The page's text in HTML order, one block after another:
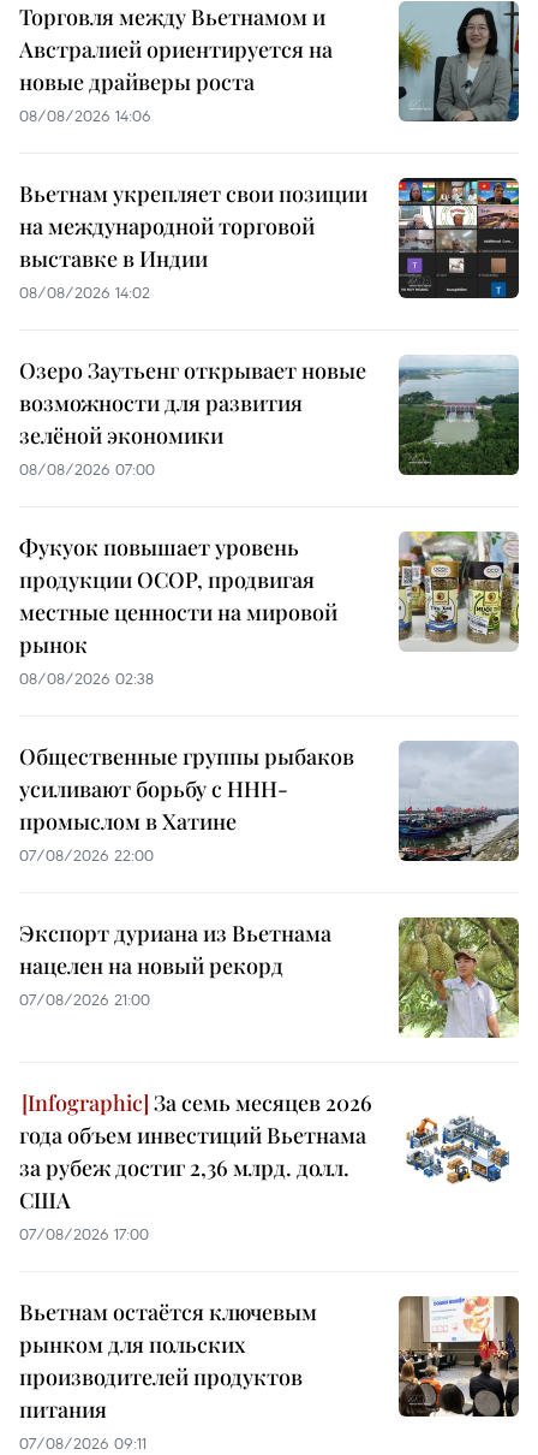
Торговля между Вьетнамом и
Австралией ориентируется на
новые драйверы роста
08/08/2026 14:06
Вьетнам укрепляет свои позиции
на международной торговой
выставке в Индии
08/08/2026 14:02
Озеро Заутьенг открывает новые
возможности для развития
зелёной экономики
08/08/2026 07:00
Фукуок повышает уровень
продукции OCOP, продвигая
местные ценности на мировой
рынок
08/08/2026 02:38
Общественные группы рыбаков
усиливают борьбу с ННН-
промыслом в Хатине
07/08/2026 22:00
Экспорт дуриана из Вьетнама
нацелен на новый рекорд
07/08/2026 21:00
За семь месяцев 2026
года объем инвестиций Вьетнама
за рубеж достиг 2,36 млрд. долл.
США
07/08/2026 17:00
Вьетнам остаётся ключевым
рынком для польских
производителей продуктов
питания
07/08/2026 09:11